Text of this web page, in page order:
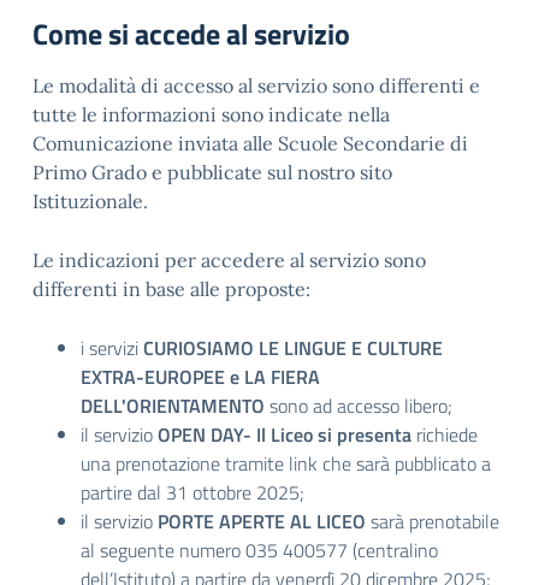
Come si accede al servizio
Le modalità di accesso al servizio sono differenti e
tutte le informazioni sono indicate nella
Comunicazione inviata alle Scuole Secondarie di
Primo Grado e pubblicate sul nostro sito
Istituzionale.
Le indicazioni per accedere al servizio sono
differenti in base alle proposte:
i serviziCURIOSIAMO LE LINGUE E CULTURE
EXTRA-EUROPEE e LA FIERA
DELL'ORIENTAMENTO sono ad accesso libero;
il servizioOPEN DAY- Il Liceo si presenta richiede
una prenotazione tramite link che sarà pubblicato a
partire dal 31 ottobre 2025;
il servizio PORTE APERTE AL LICEO sarà prenotabile
al seguente numero 035 400577 (centralino
dell’Istituto) a partire da venerdì 20 dicembre 2025;